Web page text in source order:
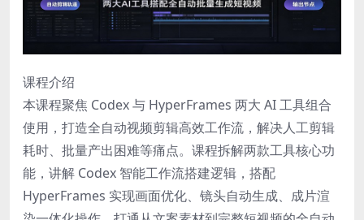
课程介绍
本课程聚焦 Codex 与 HyperFrames 两大 AI 工具组合
使用，打造全自动视频剪辑高效工作流，解决人工剪辑
耗时、批量产出困难等痛点。课程拆解两款工具核心功
能，讲解 Codex 智能工作流搭建逻辑，搭配
HyperFrames 实现画面优化、镜头自动生成、成片渲